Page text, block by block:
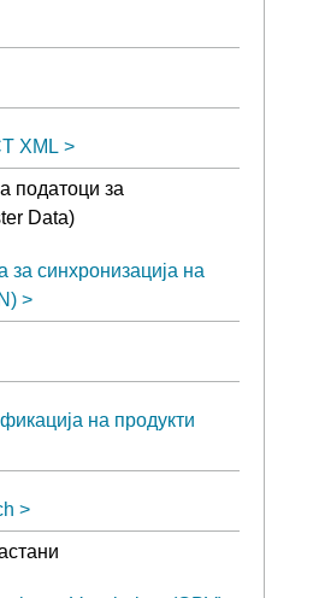
XML
податоци за
Data)
за синхронизација на
на продукти